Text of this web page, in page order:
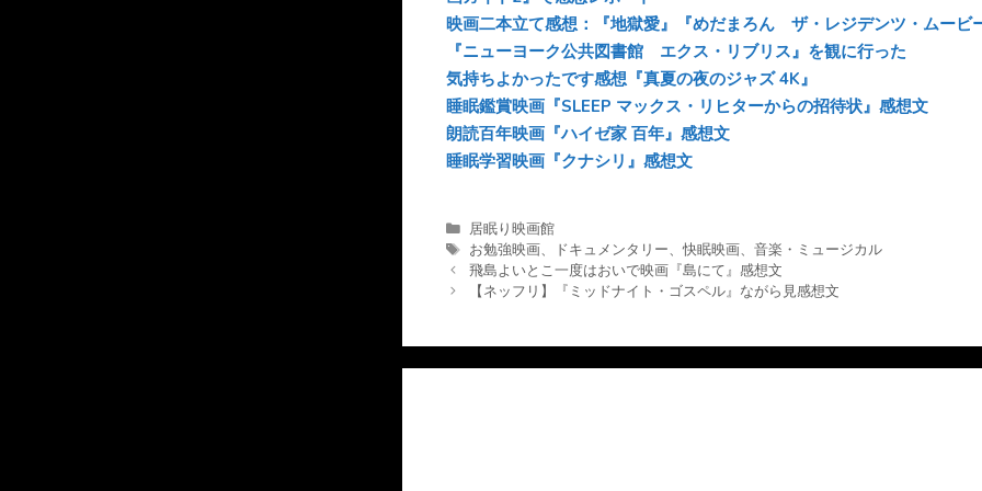
映画二本立て感想：『地獄愛』『めだまろん ザ・レジデンツ・ムービ
『ニューヨーク公共図書館 エクス・リブリス』を観に行った
気持ちよかったです感想『真夏の夜のジャズ 4K』
睡眠鑑賞映画『SLEEP マックス・リヒターからの招待状』感想文
朗読百年映画『ハイゼ家 百年』感想文
睡眠学習映画『クナシリ』感想文
カ
テ
ゴ
リ
居眠り映画館
タ
グ
お勉強映画、 ドキュメンタリー、 快眠映画、 音楽・ミュージカル
飛島よいとこ一度はおいで映画『島にて』感想文
【ネッフリ】『ミッドナイト・ゴスペル』ながら見感想文